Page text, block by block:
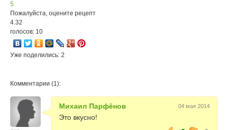
5
Пожалуйста, оцените рецепт
4.32
голосов: 10
Уже поделились: 2
Комментарии (1):
Михаил Парфёнов 04 мая 2014
Это вкусно!